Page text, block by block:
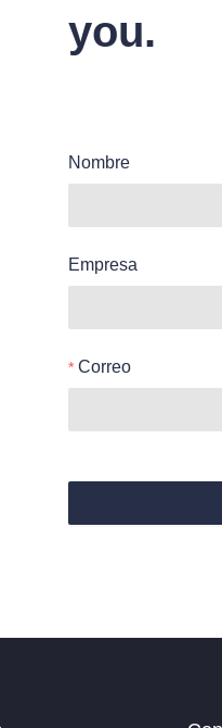
you.
Nombre
Empresa
Correo